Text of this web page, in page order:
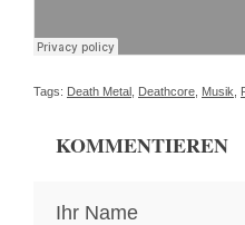
Tags: Death Metal Deathcore Musik
KOMMENTIEREN
Ihr Name